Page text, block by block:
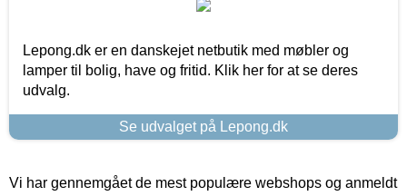
Lepong.dk er en danskejet netbutik med møbler og
lamper til bolig, have og fritid. Klik her for at se deres
udvalg.
Se udvalget på Lepong.dk
Vi har gennemgået de mest populære webshops og anmeldt